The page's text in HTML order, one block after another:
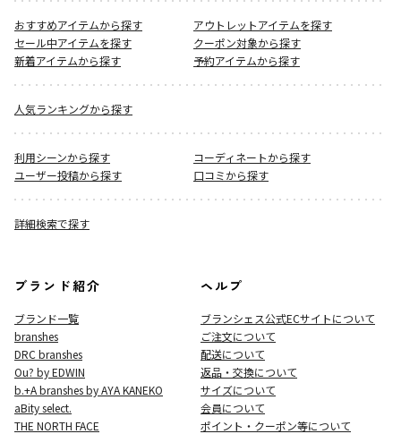
おすすめアイテムから探す
アウトレットアイテムを探す
セール中アイテムを探す
クーポン対象から探す
新着アイテムから探す
予約アイテムから探す
人気ランキングから探す
利用シーンから探す
コーディネートから探す
ユーザー投稿から探す
口コミから探す
詳細検索で探す
ブランド紹介
ブランド一覧
branshes
DRC branshes
Ou? by EDWIN
b.+A branshes by AYA KANEKO
aBity select.
THE NORTH FACE
ヘルプ
ブランシェス公式ECサイトについて
ご注文について
配送について
返品・交換について
サイズについて
会員について
ポイント・クーポン等について